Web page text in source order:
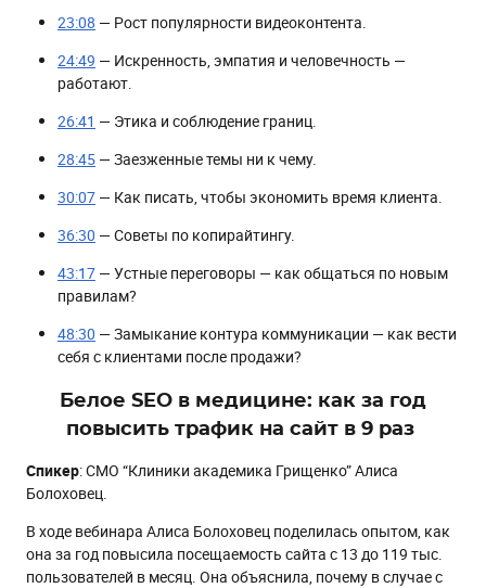
23:08 — Рост популярности видеоконтента.
24:49 — Искренность, эмпатия и человечность —
работают.
26:41 — Этика и соблюдение границ.
28:45 — Заезженные темы ни к чему.
30:07 — Как писать, чтобы экономить время клиента.
36:30 — Советы по копирайтингу.
43:17 — Устные переговоры — как общаться по новым
правилам?
48:30 — Замыкание контура коммуникации — как вести
себя с клиентами после продажи?
Белое SEO в медицине: как за год
повысить трафик на сайт в 9 раз
Спикер: СМО “Клиники академика Грищенко” Алиса
Болоховец.
В ходе вебинара Алиса Болоховец поделилась опытом, как
она за год повысила посещаемость сайта с 13 до 119 тыс.
пользователей в месяц. Она объяснила, почему в случае с